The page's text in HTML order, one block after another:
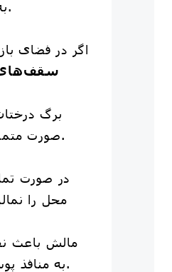
به‌راحتی وارد فضای داخلی می‌شوند.
​2⃣ اگر در فضای
سقف‌های
صورت متمرکز و خطرناک‌تر روی شما می‌ریزند.
محل را
به منافذ پوست و ایجاد درماتیت شدید می‌شود.